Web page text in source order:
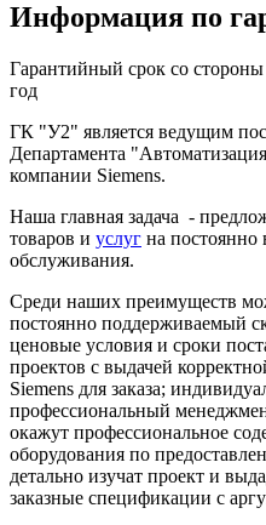
Информация по
Гарантийный срок со стороны
год
ГК "У2" является ведущим
Департамента
компании Siemens.
Наша главная задача -
товаров и услуг на постоянно
обслуживания.
Среди наших преимуществ
постоянно поддерживаемый
ценовые условия и сроки
проектов с выдачей
Siemens для заказа;
профессиональный
окажут профессиональное
оборудования по
детально изучат проект и
заказные спецификации с